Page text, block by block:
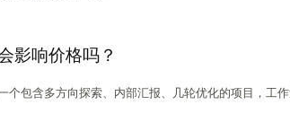
影响价格吗？
个包含多方向探索、内部汇报、几轮优化的项目，工